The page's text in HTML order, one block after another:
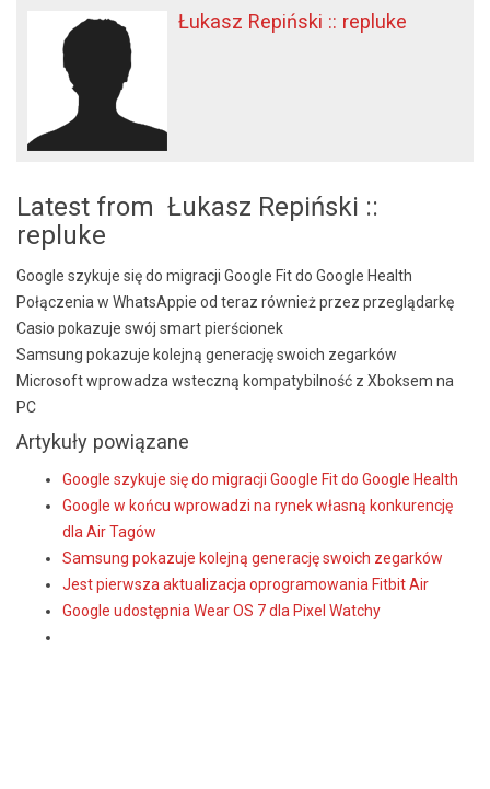
Łukasz Repiński :: repluke
Latest from Łukasz Repiński ::
repluke
Google szykuje się do migracji Google Fit do Google Health
Połączenia w WhatsAppie od teraz również przez przeglądarkę
Casio pokazuje swój smart pierścionek
Samsung pokazuje kolejną generację swoich zegarków
Microsoft wprowadza wsteczną kompatybilność z Xboksem na
PC
Artykuły powiązane
Google szykuje się do migracji Google Fit do Google Health
Google w końcu wprowadzi na rynek własną konkurencję
dla Air Tagów
Samsung pokazuje kolejną generację swoich zegarków
Jest pierwsza aktualizacja oprogramowania Fitbit Air
Google udostępnia Wear OS 7 dla Pixel Watchy